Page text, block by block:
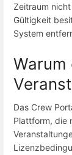
Zeitraum
Gültigkeit
System
Warum
Das Crew
Plattform, die